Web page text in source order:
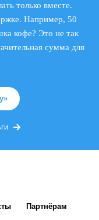
только вместе.
Например, 50
кофе? Это не так
сумма для
Партнёрам